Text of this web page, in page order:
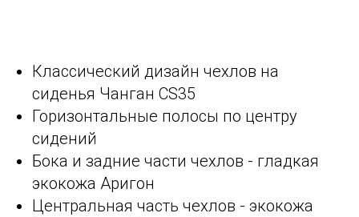
Классический дизайн чехлов на
сиденья Чанган CS35
Горизонтальные полосы по центру
сидений
Бока и задние части чехлов - гладкая
экокожа Аригон
Центральная часть чехлов - экокожа